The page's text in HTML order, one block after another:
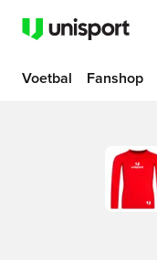
Voetbal Fanshop